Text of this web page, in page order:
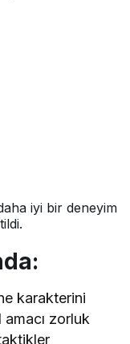
iyi bir deneyim
karakterini
amacı zorluk